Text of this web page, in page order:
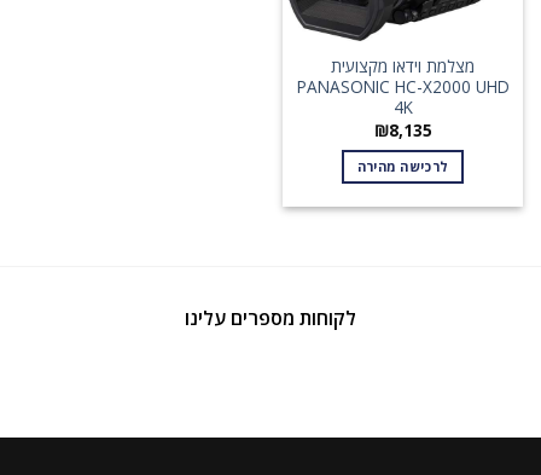
מצלמת וידאו מקצועית
PANASONIC HC-X2000 UHD
4K
₪8,135
לרכישה מהירה
לקוחות מספרים עלינו